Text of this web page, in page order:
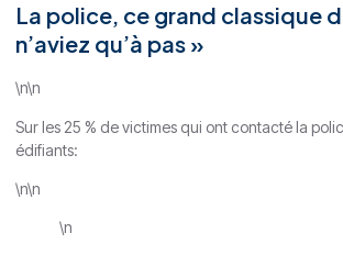
La police, ce grand classique
n’aviez qu’à pas »
\n\n
Sur les 25 % de victimes qui ont contacté la
édifiants:
\n\n
\n